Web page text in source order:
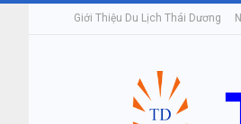
Giới Thiệu Du Lịch Thái Dương